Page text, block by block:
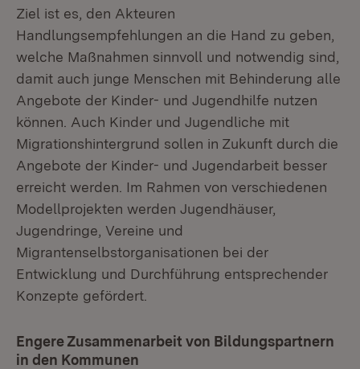
Ziel ist es, den Akteuren
Handlungsempfehlungen an die Hand zu geben,
welche Maßnahmen sinnvoll und notwendig sind,
damit auch junge Menschen mit Behinderung alle
Angebote der Kinder- und Jugendhilfe nutzen
können. Auch Kinder und Jugendliche mit
Migrationshintergrund sollen in Zukunft durch die
Angebote der Kinder- und Jugendarbeit besser
erreicht werden. Im Rahmen von verschiedenen
Modellprojekten werden Jugendhäuser,
Jugendringe, Vereine und
Migrantenselbstorganisationen bei der
Entwicklung und Durchführung entsprechender
Konzepte gefördert.
Engere Zusammenarbeit von Bildungspartnern
in den Kommunen